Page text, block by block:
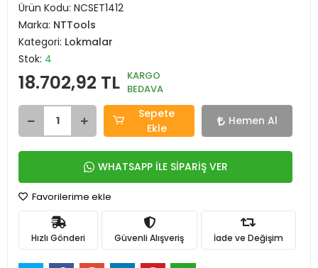
Ürün Kodu: NCSET1412
Marka: NTTools
Kategori: Lokmalar
Stok: 4
18.702,92 TL KARGO
BEDAVA
Sepete
Ekle
Hemen Al
WHATSAPP İLE SİPARİŞ VER
Favorilerime ekle
Hızlı Gönderi Güvenli Alışveriş İade ve Değişim